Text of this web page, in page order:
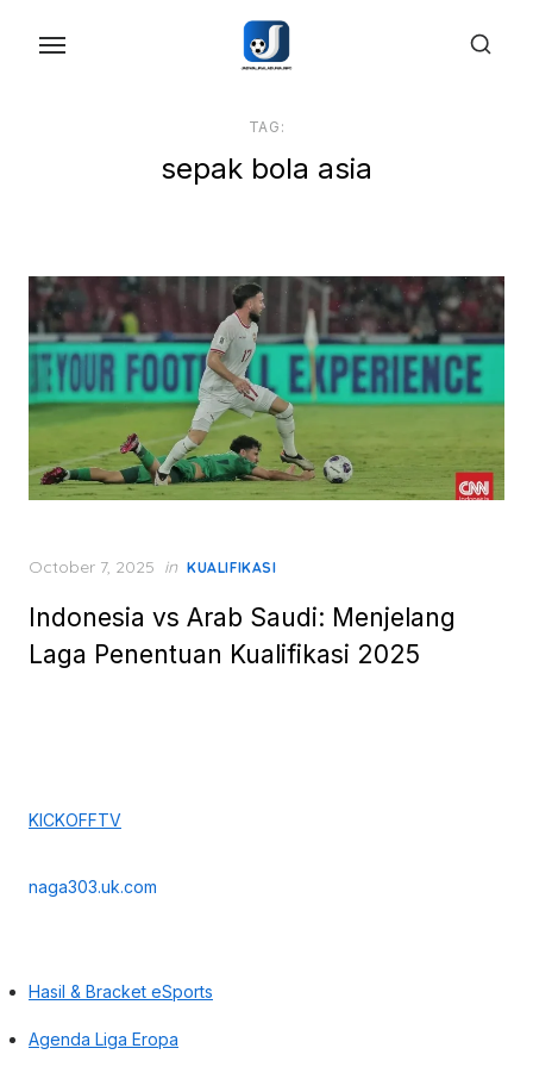
TAG:
sepak bola asia
Posted
October 7, 2025 in KUALIFIKASI
Indonesia vs Arab Saudi: Menjelang
Laga Penentuan Kualifikasi 2025
KICKOFFTV
naga303.uk.com
Hasil & Bracket eSports
Agenda Liga Eropa